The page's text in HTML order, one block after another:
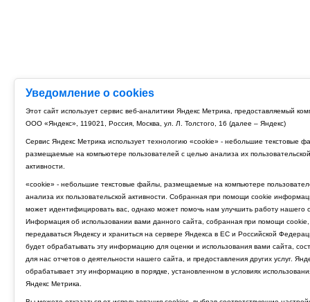
Уведомление о cookies
Этот сайт использует сервис веб-аналитики Яндекс Метрика, предоставляемый
ООО «Яндекс», 119021, Россия, Москва, ул. Л. Толстого, 16 (далее – Яндекс)
Сервис Яндекс Метрика использует технологию «cookie» - небольшие текстовые
размещаемые на компьютере пользователей с целью анализа их пользовательской
активности.
«cookie» - небольшие текстовые файлы, размещаемые на компьютере
анализа их пользовательской активности. Собранная при помощи cookie
может идентифицировать вас, однако может помочь нам улучшить работу нашего
Информация об использовании вами данного сайта, собранная при помощи cookie,
передаваться Яндексу и храниться на сервере Яндекса в ЕС и Российской
будет обрабатывать эту информацию для оценки и использования вами сайта,
для нас отчетов о деятельности нашего сайта, и предоставления других услуг.
обрабатывает эту информацию в порядке, установленном в условиях
Яндекс Метрика.